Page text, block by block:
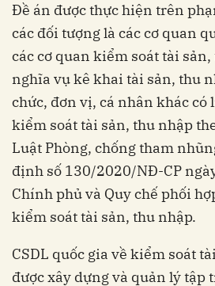
Đề án được thực hiện trên
các đối tượng là các cơ quan
các cơ quan kiểm soát tài
nghĩa vụ kê khai tài sản, thu
chức, đơn vị, cá nhân khác
kiểm soát tài sản, thu nhập
Luật Phòng, chống tham
định số 130/2020/NĐ-CP
Chính phủ và Quy chế phối
kiểm soát tài sản, thu nhập.
CSDL quốc gia về kiểm soát
được xây dựng và quản lý tập